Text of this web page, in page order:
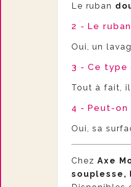
Le ruban
2 - Le
Oui, un
3 - Ce type
Tout à fait,
4 - Peut-
Oui, sa
ChezAxe